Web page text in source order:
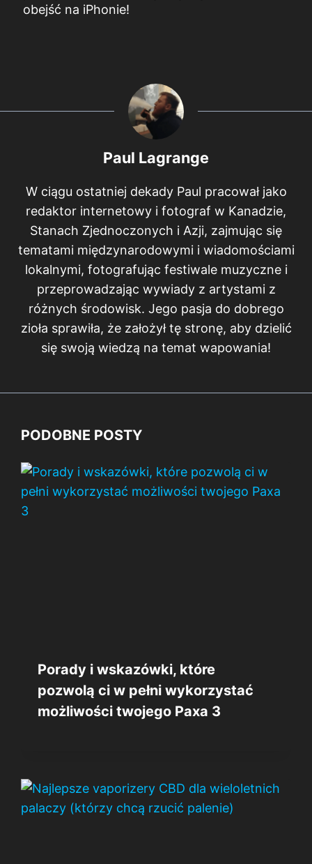
obejść na iPhonie!
Paul Lagrange
W ciągu ostatniej dekady Paul pracował jako
redaktor internetowy i fotograf w Kanadzie,
Stanach Zjednoczonych i Azji, zajmując się
tematami międzynarodowymi i wiadomościami
lokalnymi, fotografując festiwale muzyczne i
przeprowadzając wywiady z artystami z
różnych środowisk. Jego pasja do dobrego
zioła sprawiła, że założył tę stronę, aby dzielić
się swoją wiedzą na temat wapowania!
PODOBNE POSTY
Porady i wskazówki, które
pozwolą ci w pełni wykorzystać
możliwości twojego Paxa 3